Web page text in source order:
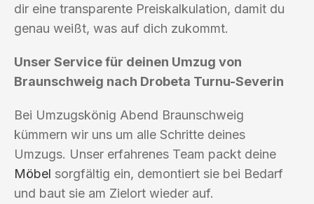
dir eine transparente Preiskalkulation, damit du
genau weißt, was auf dich zukommt.
Unser Service für deinen Umzug von
Braunschweig nach Drobeta Turnu-Severin
Bei Umzugskönig Abend Braunschweig
kümmern wir uns um alle Schritte deines
Umzugs. Unser erfahrenes Team packt deine
Möbel sorgfältig ein, demontiert sie bei Bedarf
und baut sie am Zielort wieder auf.